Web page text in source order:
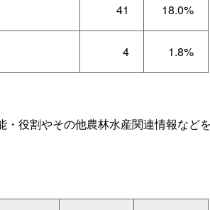
41 18.0%
4 1.8%
役割やその他農林水産関連情報など